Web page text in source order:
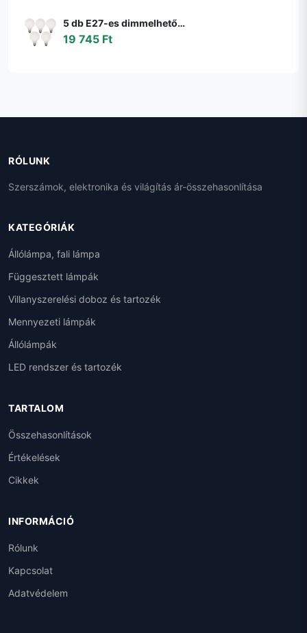
5 db E27-es dimmelhető LED izzó G95 matt 4W 430lm 2200-4000K szett
19 745 Ft
RÓLUNK
Szerszámok, elektronika és világítás ár-összehasonlítása
KATEGÓRIÁK
Állólámpa, fali lámpa
Függesztett lámpák
Villanyszerelési doboz és tartozék
Mennyezeti lámpák
Állólámpák
LED rendszer és tartozék
TARTALOM
Összehasonlítások
Értékelések
Cikkek
INFORMÁCIÓ
Rólunk
Kapcsolat
Adatvédelem